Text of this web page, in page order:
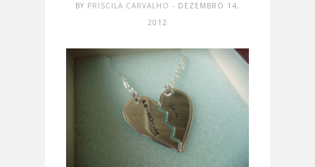
BY PRISCILA CARVALHO - DEZEMBRO 14,
2012